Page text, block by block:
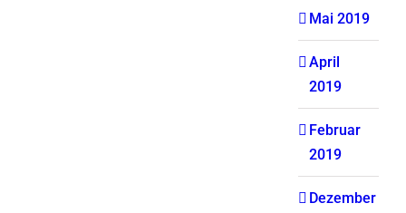
Mai 2019
April
2019
Februar
2019
Dezember